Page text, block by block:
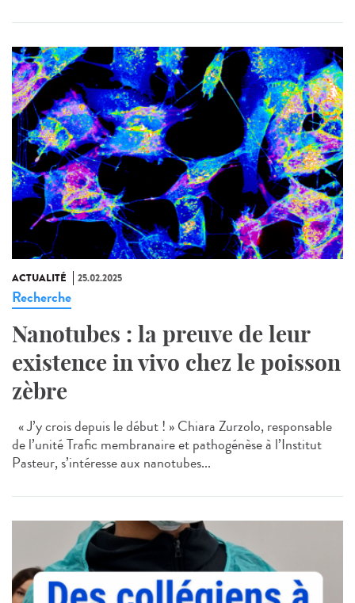
ACTUALITÉ 25.02.2025
Recherche
Nanotubes : la preuve de leur
existence in vivo chez le poisson
zèbre
« J’y crois depuis le début ! » Chiara Zurzolo, responsable
de l’unité Trafic membranaire et pathogénèse à l’Institut
Pasteur, s’intéresse aux nanotubes...